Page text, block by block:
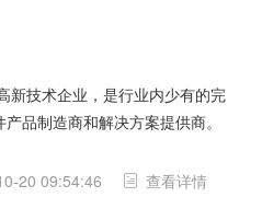
新技术企业，是行业内少有的完
品制造商和解决方案提供商。
20 09:54:46 查看详情